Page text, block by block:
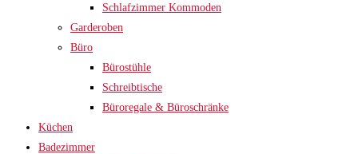
Schlafzimmer Kommoden
Garderoben
Büro
Bürostühle
Schreibtische
Büroregale & Büroschränke
Küchen
Badezimmer